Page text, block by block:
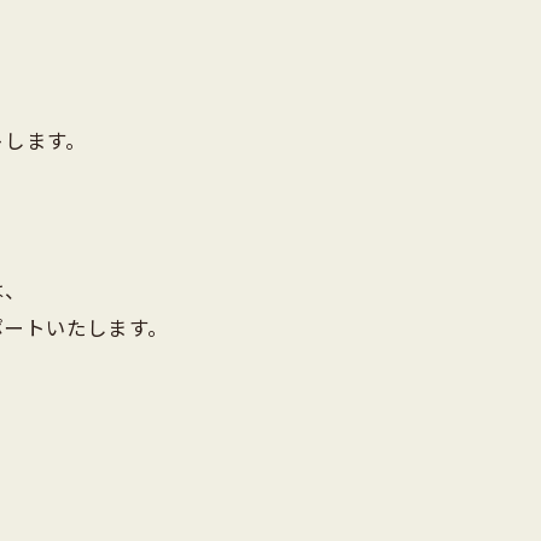
ます。
トいたします。